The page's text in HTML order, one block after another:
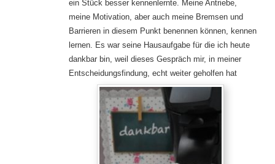
ein Stück besser kennenlernte. Meine Antriebe,
meine Motivation, aber auch meine Bremsen und
Barrieren in diesem Punkt benennen können, kennen
lernen. Es war seine Hausaufgabe für die ich heute
dankbar bin, weil dieses Gespräch mir, in meiner
Entscheidungsfindung, echt weiter geholfen hat